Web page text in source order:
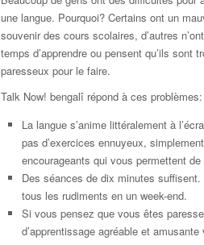
une langue. Pourquoi? Certains ont un
souvenir des cours scolaires, d’autres
temps d’apprendre ou pensent qu’ils sont
paresseux pour le faire.
Talk Now! bengalî répond à ces problèmes:
La langue s’anime littéralement à
pas d’exercices ennuyeux,
encourageants qui vous permettent
Des séances de dix minutes
tous les rudiments en un week-end.
Si vous pensez que vous êtes
d’apprentissage agréable et